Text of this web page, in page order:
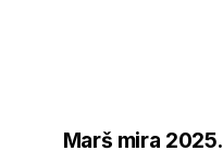
Marš mira 2025.